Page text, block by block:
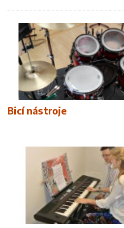
Bicí nástroje